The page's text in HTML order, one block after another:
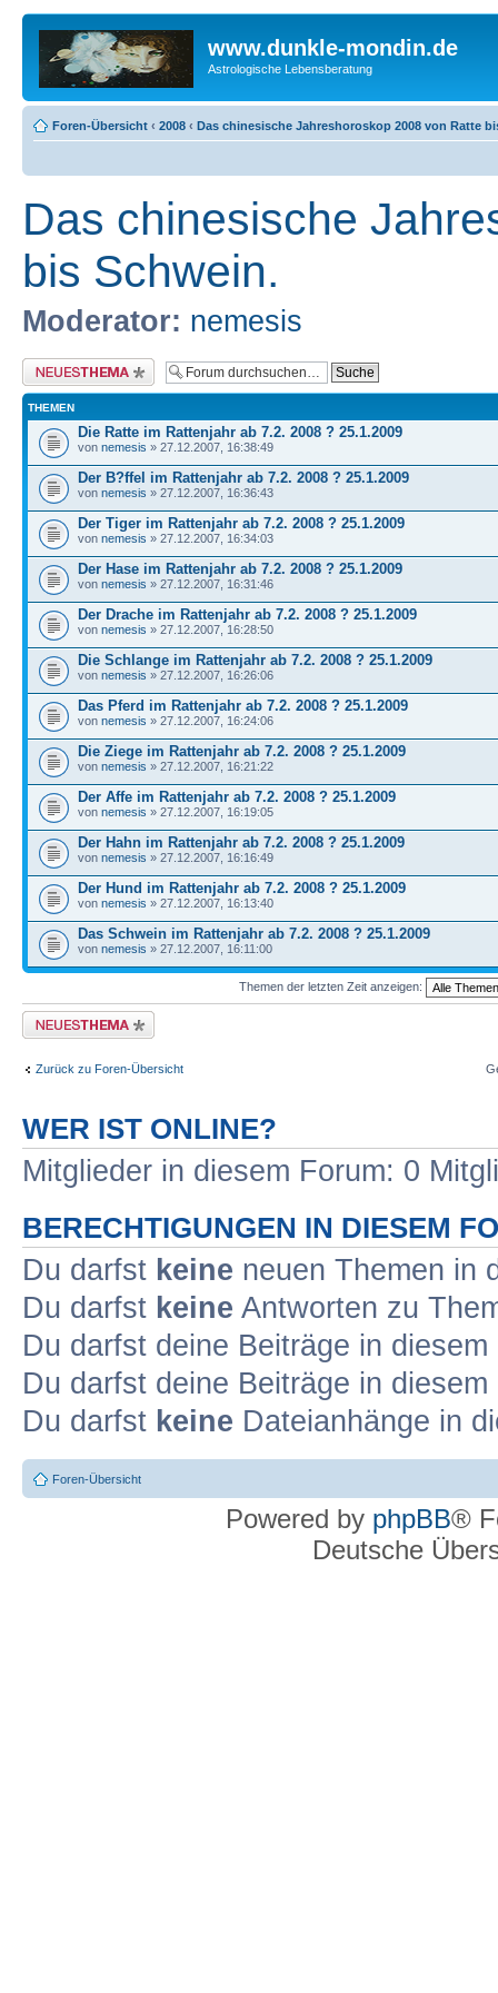
www.dunkle-mondin.de
Astrologische Lebensberatung
Foren-Übersicht ‹ 2008 ‹ Das chinesische Jahreshoroskop 2008 von Ratte
Das chinesische
bis Schwein.
Moderator: nemesis
Neues Thema erstellen
THEMEN
Die Ratte im Rattenjahr ab 7.2. 2008 ? 25.1.2009
von nemesis » 27.12.2007, 16:38:49
Der B?ffel im Rattenjahr ab 7.2. 2008 ? 25.1.2009
von nemesis » 27.12.2007, 16:36:43
Der Tiger im Rattenjahr ab 7.2. 2008 ? 25.1.2009
von nemesis » 27.12.2007, 16:34:03
Der Hase im Rattenjahr ab 7.2. 2008 ? 25.1.2009
von nemesis » 27.12.2007, 16:31:46
Der Drache im Rattenjahr ab 7.2. 2008 ? 25.1.2009
von nemesis » 27.12.2007, 16:28:50
Die Schlange im Rattenjahr ab 7.2. 2008 ? 25.1.2009
von nemesis » 27.12.2007, 16:26:06
Das Pferd im Rattenjahr ab 7.2. 2008 ? 25.1.2009
von nemesis » 27.12.2007, 16:24:06
Die Ziege im Rattenjahr ab 7.2. 2008 ? 25.1.2009
von nemesis » 27.12.2007, 16:21:22
Der Affe im Rattenjahr ab 7.2. 2008 ? 25.1.2009
von nemesis » 27.12.2007, 16:19:05
Der Hahn im Rattenjahr ab 7.2. 2008 ? 25.1.2009
von nemesis » 27.12.2007, 16:16:49
Der Hund im Rattenjahr ab 7.2. 2008 ? 25.1.2009
von nemesis » 27.12.2007, 16:13:40
Das Schwein im Rattenjahr ab 7.2. 2008 ? 25.1.2009
von nemesis » 27.12.2007, 16:11:00
Themen der letzten Zeit anzeigen:
Neues Thema erstellen
Zurück zu Foren-Übersicht
WER IST ONLINE?
Mitglieder in diesem Forum: 0
BERECHTIGUNGEN IN DIESEM
Du darfst keine neuen Themen in
Du darfst keine Antworten zu
Du darfst deine Beiträge in
Du darfst deine Beiträge in
Du darfst keine Dateianhänge in
Foren-Übersicht
Powered by phpBB®
Deutsche